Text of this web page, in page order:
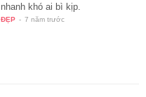
nhanh khó ai bì kịp.
ĐẸP - 7 năm trước